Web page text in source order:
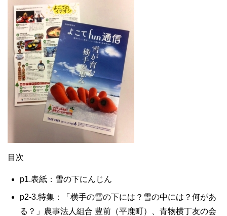
目次
p1.表紙：雪の下にんじん
p2-3.特集：「横手の雪の下には？雪の中には？何があ
る？」農事法人組合 豊前（平鹿町）、青物横丁友の会